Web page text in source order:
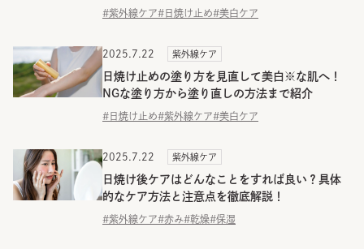
#紫外線ケア#日焼け止め#美白ケア
2025.7.22 紫外線ケア
日焼け止めの塗り方を見直して美白※な肌へ！
NGな塗り方から塗り直しの方法まで紹介
#日焼け止め#紫外線ケア#美白ケア
2025.7.22 紫外線ケア
日焼け後ケアはどんなことをすれば良い？具体
的なケア方法と注意点を徹底解説！
#紫外線ケア#赤み#乾燥#保湿